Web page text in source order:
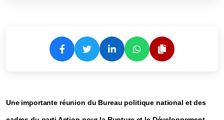
Une importante réunion du Bureau politique national et des